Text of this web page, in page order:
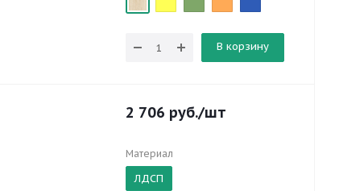
В корзину
2 706 руб./шт
Материал
ЛДСП